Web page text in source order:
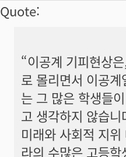
Quote:
“이공계 기피현상
로 몰리면서 이공
는 그 많은 학생들
고 생각하지 않습
미래와 사회적 지
라의 수많은 고등